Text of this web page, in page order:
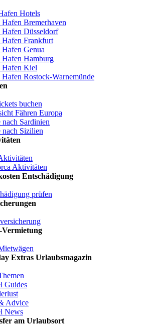
Hotels
Bremerhaven
Düsseldorf
Hafen Frankfurt
Genua
Hamburg
Hafen Kiel
Rostock-Warnemünde
buchen
Fähren Europa
nach Sardinien
nach Sizilien
Aktivitäten
Entschädigung
prüfen
Vermietung
Extras Urlaubsmagazin
Guides
Advice
News
am Urlaubsort